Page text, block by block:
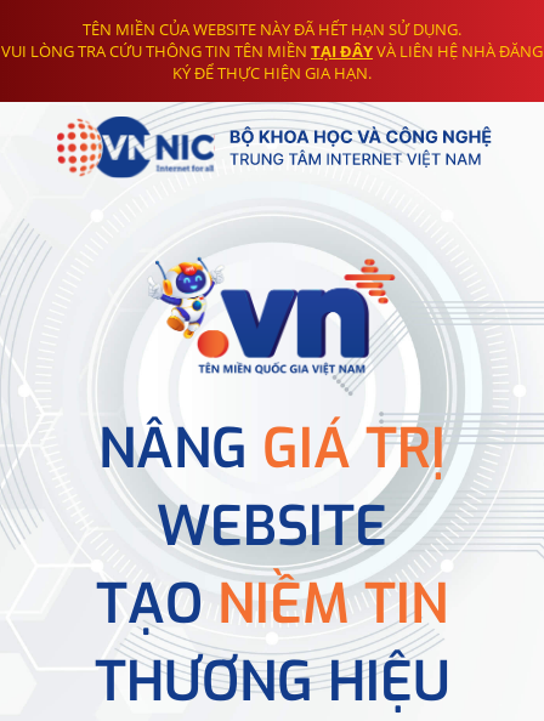
TÊN MIỀN CỦA WEBSITE NÀY ĐÃ HẾT HẠN SỬ DỤNG.
VUI LÒNG TRA CỨU THÔNG TIN TÊN MIỀN TẠI ĐÂYVÀ LIÊN HỆ NHÀ ĐĂNG
KÝ ĐỂ THỰC HIỆN GIA HẠN.
NÂNG GIÁ TRỊ
WEBSITE
TẠONIỀM TIN
THƯƠNG HIỆU